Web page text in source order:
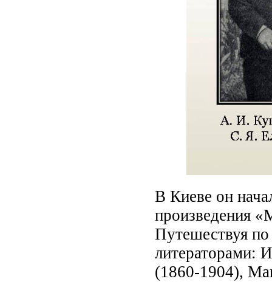
В Киеве он
произведения
Путешествуя
литераторами:
(1860-1904),